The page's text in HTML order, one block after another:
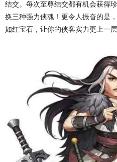
结交。每次至尊结交都有机会获得
换三种强力侠魂！更令人振奋的是
如红宝石，让你的侠客实力更上一层